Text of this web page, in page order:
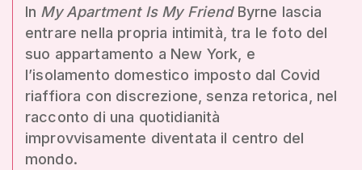
In My Apartment Is My FriendByrne lascia
entrare nella propria intimità, tra le foto del
suo appartamento a New York, e
l’isolamento domestico imposto dal Covid
riaffiora con discrezione, senza retorica, nel
racconto di una quotidianità
improvvisamente diventata il centro del
mondo.